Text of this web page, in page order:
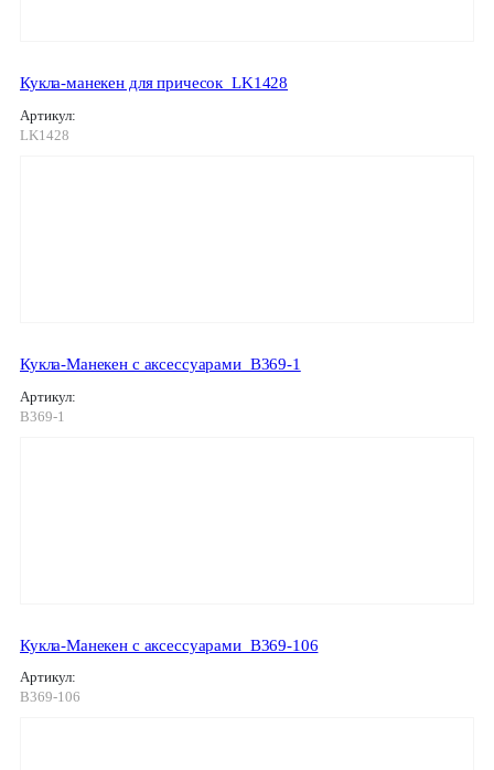
Кукла-манекен для причесок_LK1428
Артикул:
LK1428
Кукла-Манекен с аксессуарами_В369-1
Артикул:
В369-1
Кукла-Манекен с аксессуарами_В369-106
Артикул:
В369-106